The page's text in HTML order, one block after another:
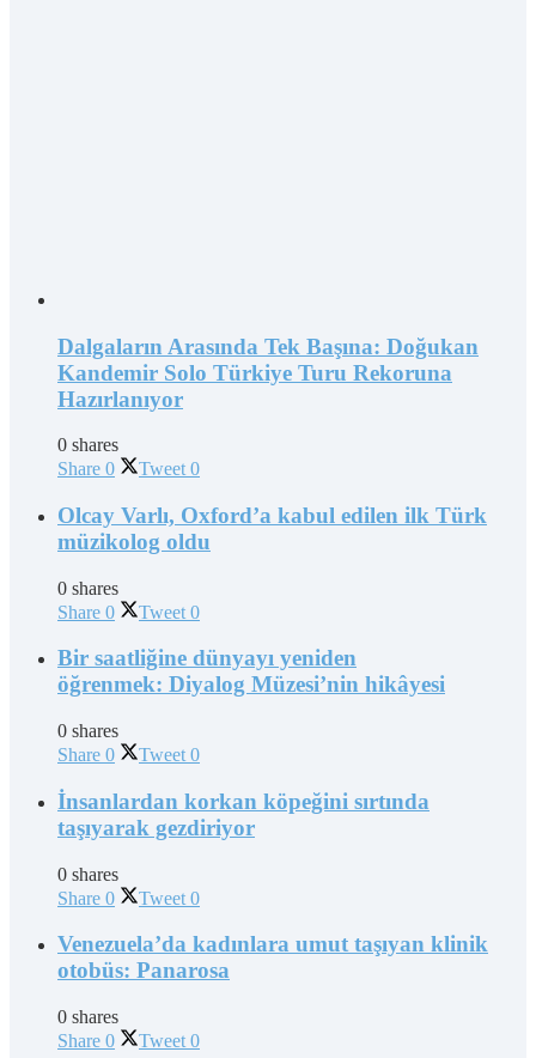
Dalgaların Arasında Tek Başına: Doğukan
Kandemir Solo Türkiye Turu Rekoruna
Hazırlanıyor
0 shares
Share 0 Tweet 0
Olcay Varlı, Oxford’a kabul edilen ilk Türk
müzikolog oldu
0 shares
Share 0 Tweet 0
Bir saatliğine dünyayı yeniden
öğrenmek: Diyalog Müzesi’nin hikâyesi
0 shares
Share 0 Tweet 0
İnsanlardan korkan köpeğini sırtında
taşıyarak gezdiriyor
0 shares
Share 0 Tweet 0
Venezuela’da kadınlara umut taşıyan klinik
otobüs: Panarosa
0 shares
Share 0 Tweet 0